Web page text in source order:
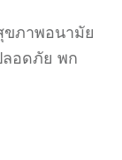
ขภาพอนามัย
อดภัย พก